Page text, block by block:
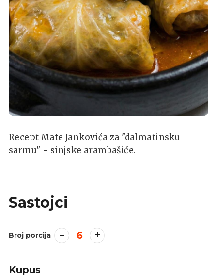
Recept Mate Jankovića za "dalmatinsku
sarmu" - sinjske arambašiće.
Sastojci
Broj porcija 6
Kupus